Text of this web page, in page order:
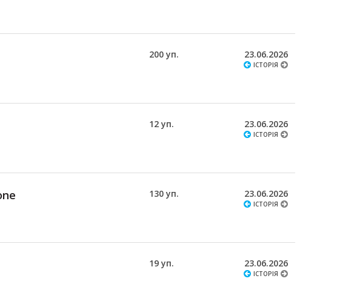
200 уп. 23.06.2026
ІСТОРІЯ
12 уп. 23.06.2026
ІСТОРІЯ
130 уп. 23.06.2026
ІСТОРІЯ
19 уп. 23.06.2026
ІСТОРІЯ